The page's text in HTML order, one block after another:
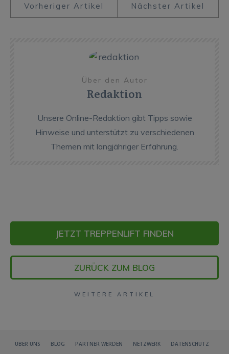
Vorheriger Artikel Nächster Artikel
Über den Autor
Redaktion
Unsere Online-Redaktion gibt Tipps sowie
Hinweise und unterstützt zu verschiedenen
Themen mit langjähriger Erfahrung.
JETZT TREPPENLIFT FINDEN
ZURÜCK ZUM BLOG
WEITERE ARTIKEL
ÜBER UNS BLOG PARTNER WERDEN NETZWERK
DATENSCHUTZ